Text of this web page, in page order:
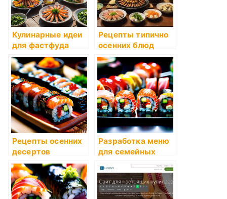
Кулинарные идеи
для фастфуда
Рецепты типично
осенних блюд
Рецепты осенних
десертов
Разработка меню
для семейных
праздников